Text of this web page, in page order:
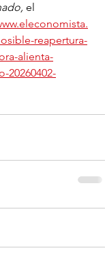
el
reapertura-
alienta-
20260402-